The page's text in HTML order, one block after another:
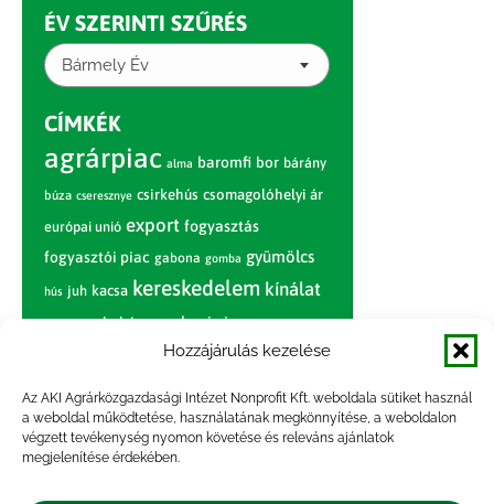
Hozzájárulás kezelése
Az AKI Agrárközgazdasági Intézet Nonprofit Kft. weboldala sütiket használ
a weboldal működtetése, használatának megkönnyítése, a weboldalon
végzett tevékenység nyomon követése és releváns ajánlatok
megjelenítése érdekében.
ÉV SZERINTI SZŰRÉS
Bármely Év
CÍMKÉK
agrárpiac alma baromfi bor bárány
búza cseresznye csirkehús csomagolóhelyi ár
európai unió export fogyasztás
fogyasztói piac gabona gomba gyümölcs
hús juh kacsa kereskedelem kínálat
körte marhahús nagybani piac narancs
nemzetközi árinformációk
paradicsom piac piaci jelentés
pulyka pulykahús sertés sertéshús
szarvasmarha termelés
termelői